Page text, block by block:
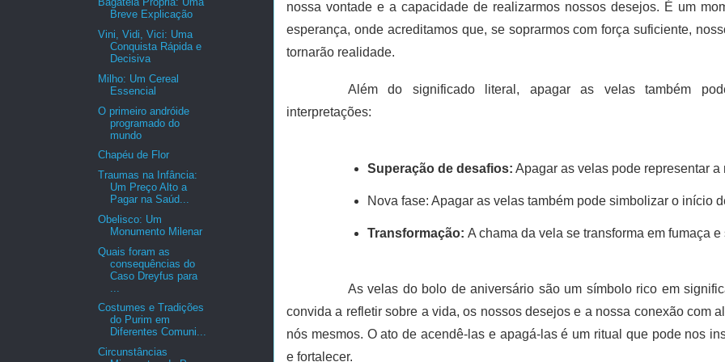
nossa vontade e a capacidade de realizarmos nossos desejos. É um
esperança, onde acreditamos que, se soprarmos com força suficiente,
tornarão realidade.
Além do significado literal, apagar as velas também
interpretações:
Superação de desafios: Apagar as velas pode representar
Nova fase: Apagar as velas também pode simbolizar o início
Transformação: A chama da vela se transforma em fumaça
As velas do bolo de aniversário são um símbolo rico em
convida a refletir sobre a vida, os nossos desejos e a nossa conexão com
nós mesmos. O ato de acendê-las e apagá-las é um ritual que pode nos
e fortalecer.
Breve Explicação
Vini, Vidi, Vici: Uma
Conquista Rápida e
Decisiva
Milho: Um Cereal
Essencial
O primeiro andróide
programado do
mundo
Chapéu de Flor
Traumas na Infância:
Um Preço Alto a
Pagar na Saúd...
Obelisco: Um
Monumento Milenar
Quais foram as
consequências do
Caso Dreyfus para
Costumes e Tradições
do Purim em
Diferentes Comuni...
Circunstâncias